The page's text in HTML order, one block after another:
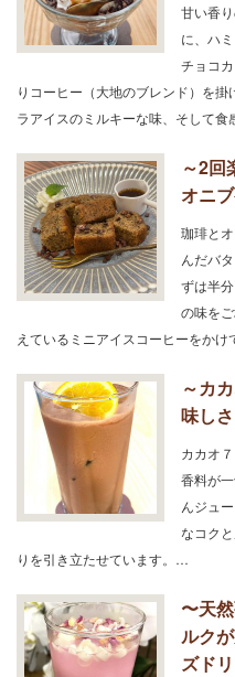
甘い香
に、ハ
チョコ
りコーヒー（大地のブレンド）を
ラアイスのミルキーな味、そして
～2回
オニ
珈琲と
んだバ
ずは半
の味を
えているミニアイスコーヒーをか
～カ
味し
カカオ
香料が
んジュ
なコク
りを引き立たせています。…
〜天
ルク
ズド